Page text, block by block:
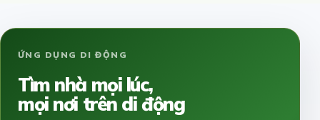
ỨNG DỤNG DI ĐỘNG
Tìm nhà mọi lúc,
mọi nơi trên di động